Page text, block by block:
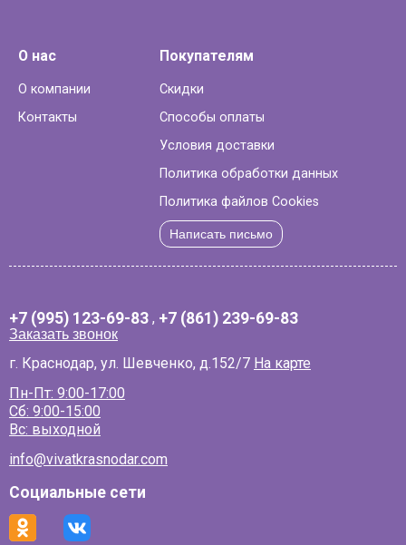
О нас
О компании
Контакты
Покупателям
Скидки
Способы оплаты
Условия доставки
Политика обработки данных
Политика файлов Cookies
Написать письмо
+7 (995) 123-69-83 , +7 (861) 239-69-83
Заказать звонок
г. Краснодар, ул. Шевченко, д.152/7 На карте
Пн-Пт: 9:00-17:00
Сб: 9:00-15:00
Вс: выходной
info@vivatkrasnodar.com
Социальные сети